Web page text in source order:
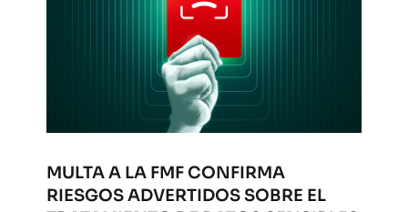
MULTA A LA FMF CONFIRMA
RIESGOS ADVERTIDOS SOBRE EL